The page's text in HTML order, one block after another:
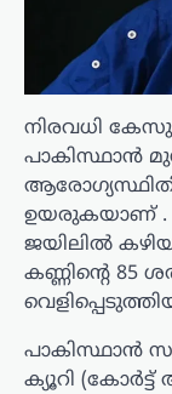
നിരവധി
പാകിസ്ഥാൻ
ഉയരുകയാണ് .
ജയിലിൽ
കണ്ണിന്റെ 85
പാകിസ്ഥാൻ
ക്യൂറി (കോർട്ട്